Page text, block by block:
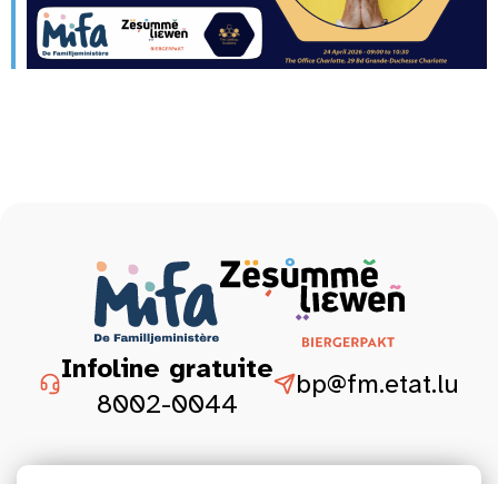
Infoline gratuite
8002-0044
bp@fm.etat.lu